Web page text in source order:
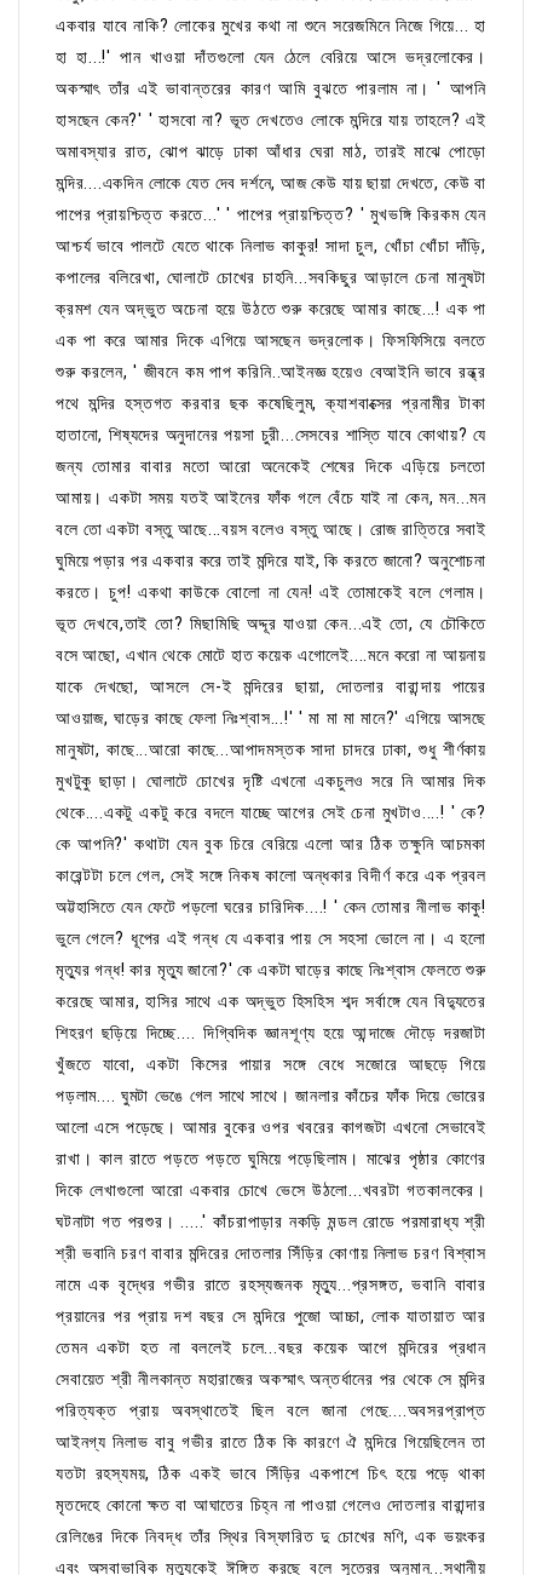
একবার যাবে নাকি? লোকের মুখের কথা না শুনে সরেজমিনে নিজে গিয়ে... হা
হা হা...!' পান খাওয়া দাঁতগুলো যেন ঠেলে বেরিয়ে আসে ভদ্রলোকের।
অকস্মাৎ তাঁর এই ভাবান্তরের কারণ আমি বুঝতে পারলাম না। ' আপনি
হাসছেন কেন?' ' হাসবো না? ভূত দেখতেও লোকে মন্দিরে যায় তাহলে? এই
অমাবস্যার রাত, ঝোপ ঝাড়ে ঢাকা আঁধার ঘেরা মাঠ, তারই মাঝে পোড়ো
মন্দির....একদিন লোকে যেত দেব দর্শনে, আজ কেউ যায় ছায়া দেখতে, কেউ বা
পাপের প্রায়শ্চিত্ত করতে...' ' পাপের প্রায়শ্চিত্ত? ' মুখভঙ্গি কিরকম যেন
আশ্চর্য ভাবে পালটে যেতে থাকে নিলাভ কাকুর! সাদা চুল, খোঁচা খোঁচা দাঁড়ি,
কপালের বলিরেখা, ঘোলাটে চোখের চাহনি...সবকিছুর আড়ালে চেনা মানুষটা
ক্রমশ যেন অদ্ভুত অচেনা হয়ে উঠতে শুরু করেছে আমার কাছে...! এক পা
এক পা করে আমার দিকে এগিয়ে আসছেন ভদ্রলোক। ফিসফিসিয়ে বলতে
শুরু করলেন, ' জীবনে কম পাপ করিনি..আইনজ্ঞ হয়েও বেআইনি ভাবে রন্ধ্র
পথে মন্দির হস্তগত করবার ছক কষেছিলুম, ক্যাশবাক্সের প্রনামীর টাকা
হাতানো, শিষ্যদের অনুদানের পয়সা চুরী...সেসবের শাস্তি যাবে কোথায়? যে
জন্য তোমার বাবার মতো আরো অনেকেই শেষের দিকে এড়িয়ে চলতো
আমায়। একটা সময় যতই আইনের ফাঁক গলে বেঁচে যাই না কেন, মন...মন
বলে তো একটা বস্তু আছে...বয়স বলেও বস্তু আছে। রোজ রাত্তিরে সবাই
ঘুমিয়ে পড়ার পর একবার করে তাই মন্দিরে যাই, কি করতে জানো? অনুশোচনা
করতে। চুপ! একথা কাউকে বোলো না যেন! এই তোমাকেই বলে গেলাম।
ভূত দেখবে,তাই তো? মিছামিছি অদ্দূর যাওয়া কেন...এই তো, যে চৌকিতে
বসে আছো, এখান থেকে মোটে হাত কয়েক এগোলেই....মনে করো না আয়নায়
যাকে দেখছো, আসলে সে-ই মন্দিরের ছায়া, দোতলার বারান্দায় পায়ের
আওয়াজ, ঘাড়ের কাছে ফেলা নিঃশ্বাস...!' ' মা মা মা মানে?' এগিয়ে আসছে
মানুষটা, কাছে...আরো কাছে...আপাদমস্তক সাদা চাদরে ঢাকা, শুধু শীর্ণকায়
মুখটুকু ছাড়া। ঘোলাটে চোখের দৃষ্টি এখনো একচুলও সরে নি আমার দিক
থেকে....একটু একটু করে বদলে যাচ্ছে আগের সেই চেনা মুখটাও....! ' কে?
কে আপনি?' কথাটা যেন বুক চিরে বেরিয়ে এলো আর ঠিক তক্ষুনি আচমকা
কারেন্টটা চলে গেল, সেই সঙ্গে নিকষ কালো অন্ধকার বিদীর্ণ করে এক প্রবল
অট্টহাসিতে যেন ফেটে পড়লো ঘরের চারিদিক....! ' কেন তোমার নীলাভ কাকু!
ভুলে গেলে? ধূপের এই গন্ধ যে একবার পায় সে সহসা ভোলে না। এ হলো
মৃত্যুর গন্ধ! কার মৃত্যু জানো?' কে একটা ঘাড়ের কাছে নিঃশ্বাস ফেলতে শুরু
করেছে আমার, হাসির সাথে এক অদ্ভুত হিসহিস শব্দ সর্বাঙ্গে যেন বিদ্যুতের
শিহরণ ছড়িয়ে দিচ্ছে.... দিগ্বিদিক জ্ঞানশূণ্য হয়ে আন্দাজে দৌড়ে দরজাটা
খুঁজতে যাবো, একটা কিসের পায়ার সঙ্গে বেধে সজোরে আছড়ে গিয়ে
পড়লাম.... ঘুমটা ভেঙে গেল সাথে সাথে। জানলার কাঁচের ফাঁক দিয়ে ভোরের
আলো এসে পড়েছে। আমার বুকের ওপর খবরের কাগজটা এখনো সেভাবেই
রাখা। কাল রাতে পড়তে পড়তে ঘুমিয়ে পড়েছিলাম। মাঝের পৃষ্ঠার কোণের
দিকে লেখাগুলো আরো একবার চোখে ভেসে উঠলো...খবরটা গতকালকের।
ঘটনাটা গত পরশুর। .....' কাঁচরাপাড়ার নকড়ি মন্ডল রোডে পরমারাধ্য শ্রী
শ্রী ভবানি চরণ বাবার মন্দিরের দোতলার সিঁড়ির কোণায় নিলাভ চরণ বিশ্বাস
নামে এক বৃদ্ধের গভীর রাতে রহস্যজনক মৃত্যু...প্রসঙ্গত, ভবানি বাবার
প্রয়ানের পর প্রায় দশ বছর সে মন্দিরে পুজো আচ্চা, লোক যাতায়াত আর
তেমন একটা হত না বললেই চলে...বছর কয়েক আগে মন্দিরের প্রধান
সেবায়েত শ্রী নীলকান্ত মহারাজের অকস্মাৎ অন্তর্ধানের পর থেকে সে মন্দির
পরিত্যক্ত প্রায় অবস্থাতেই ছিল বলে জানা গেছে....অবসরপ্রাপ্ত
আইনগ্য নিলাভ বাবু গভীর রাতে ঠিক কি কারণে ঐ মন্দিরে গিয়েছিলেন তা
যতটা রহস্যময়, ঠিক একই ভাবে সিঁড়ির একপাশে চিৎ হয়ে পড়ে থাকা
মৃতদেহে কোনো ক্ষত বা আঘাতের চিহ্ন না পাওয়া গেলেও দোতলার বারান্দার
রেলিঙের দিকে নিবদ্ধ তাঁর স্থির বিস্ফারিত দু চোখের মণি, এক ভয়ংকর
এবং অস্বাভাবিক মৃত্যুকেই ঈঙ্গিত করছে বলে সূত্রের অনুমান...স্থানীয়